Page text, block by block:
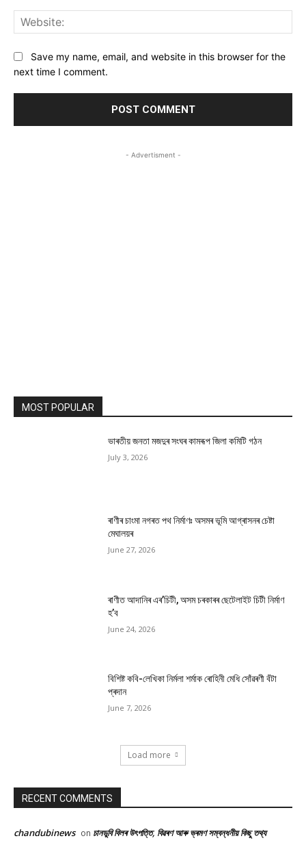
Save my name, email, and website in this browser for the
next time I comment.
- Advertisment -
MOST POPULAR
ভাৰতীয় জনতা মজদুৰ সংঘৰ কামৰূপ জিলা কমিটি গঠন
July 3, 2026
ৰাণীৰ চাংমা নগৰত পথ নিৰ্মাণঃ অসমৰ ভূমি আগ্ৰাসনৰ চেষ্টা
মেঘালয়ৰ
June 27, 2026
ৰাণীত আদানিৰ এৰ’চিটী, অসম চৰকাৰৰ ছেটেলাইট চিটী নিৰ্মাণ
হ’ব
June 24, 2026
বিশিষ্ট কবি-লেখিকা নিৰ্মলা শৰ্মাক ৰোহিনী মেধি সোঁৱৰণী বঁটা
প্ৰদান
June 7, 2026
Load more
RECENT COMMENTS
chandubinews on চানডুবি বিলৰ উৎপত্তি, বিৱৰণ আৰু ভ্ৰমণ সম্বন্ধনীয় কিছু তথ্য